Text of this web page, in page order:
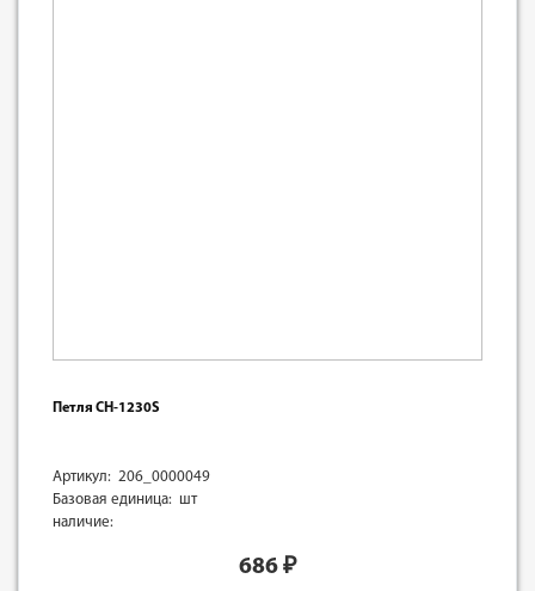
Петля СН-1230S
Артикул: 206_0000049
Базовая единица: шт
наличие:
686 ₽